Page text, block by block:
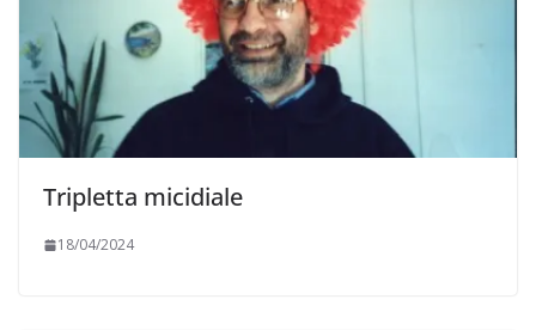
Tripletta micidiale
18/04/2024